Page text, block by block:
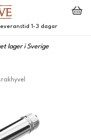
1-3 dagar
lager i Sverige